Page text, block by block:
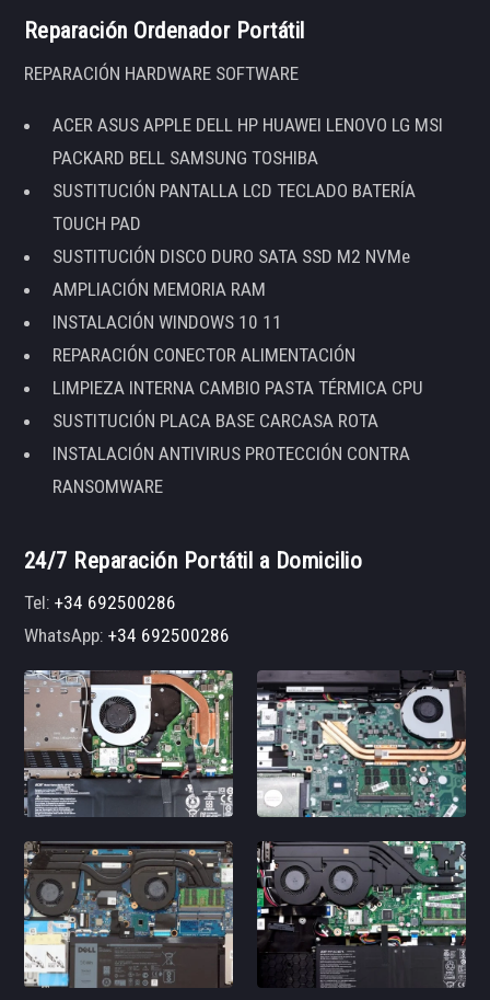
Reparación Ordenador Portátil
REPARACIÓN HARDWARE SOFTWARE
ACER ASUS APPLE DELL HP HUAWEI LENOVO LG MSI
PACKARD BELL SAMSUNG TOSHIBA
SUSTITUCIÓN PANTALLA LCD TECLADO BATERÍA
TOUCH PAD
SUSTITUCIÓN DISCO DURO SATA SSD M2 NVMe
AMPLIACIÓN MEMORIA RAM
INSTALACIÓN WINDOWS 10 11
REPARACIÓN CONECTOR ALIMENTACIÓN
LIMPIEZA INTERNA CAMBIO PASTA TÉRMICA CPU
SUSTITUCIÓN PLACA BASE CARCASA ROTA
INSTALACIÓN ANTIVIRUS PROTECCIÓN CONTRA
RANSOMWARE
24/7 Reparación Portátil a Domicilio
Tel:+34 692500286
WhatsApp:+34 692500286